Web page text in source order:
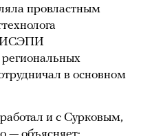
провластным
ИСЭПИ
в основном
и с Сурковым,